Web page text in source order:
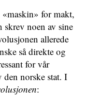
for makt,
noen av sine
allerede
så direkte og
for vår
den norske stat. I
: